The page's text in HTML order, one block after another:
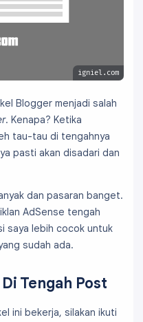
igniel.com
Blogger menjadi salah
. Kenapa? Ketika
tau-tau di tengahnya
pasti akan disadari dan
dan pasaran banget.
AdSense tengah
saya lebih cocok untuk
sudah ada.
Tengah Post
ini bekerja, silakan ikuti